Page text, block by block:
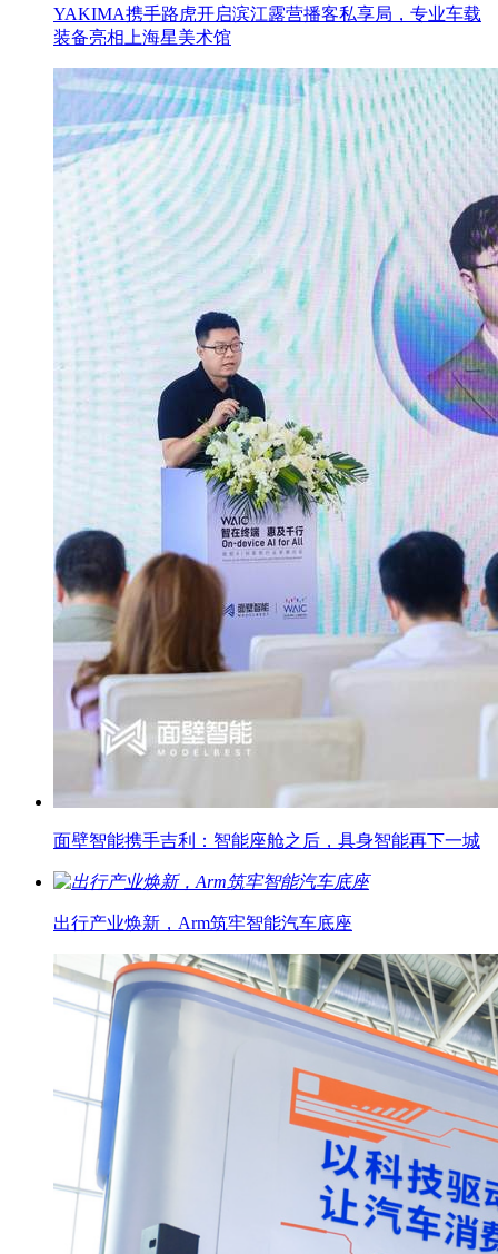
YAKIMA携手路虎开启滨江露营播客私享局，专业车载
装备亮相上海星美术馆
面壁智能携手吉利：智能座舱之后，具身智能再下一城
出行产业焕新，Arm筑牢智能汽车底座